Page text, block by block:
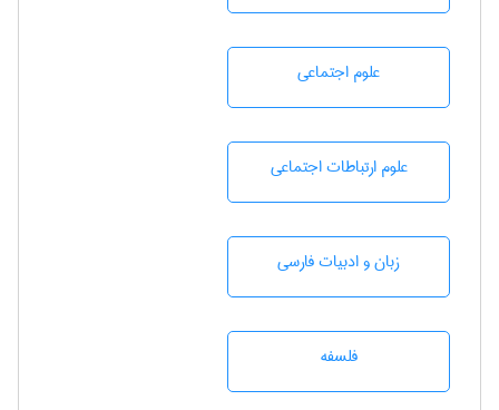
علوم اجتماعی
علوم ارتباطات اجتماعی
زبان و ادبيات فارسی
فلسفه